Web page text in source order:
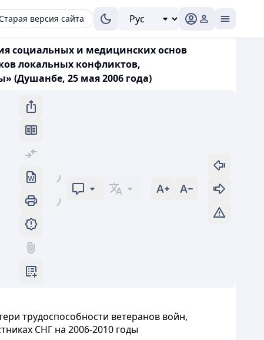
Старая версия сайта
социальных и медицинских основ
локальных конфликтов,
(Душанбе, 25 мая 2006 года)
трудоспособности ветеранов войн,
СНГ на 2006-2010 годы